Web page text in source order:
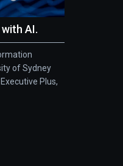
AI.
of Sydney
Plus,